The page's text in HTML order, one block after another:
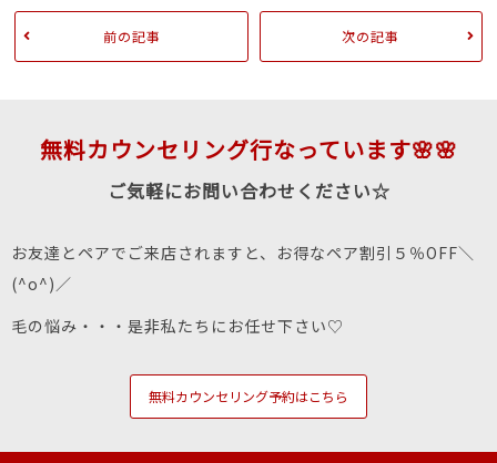
前の記事 次の記事
無料カウンセリング行なっています🌸🌸
ご気軽にお問い合わせください☆
お友達とペアでご来店されますと、お得なペア割引５％OFF＼
(^o^)／
毛の悩み・・・是非私たちにお任せ下さい♡
無料カウンセリング予約はこちら